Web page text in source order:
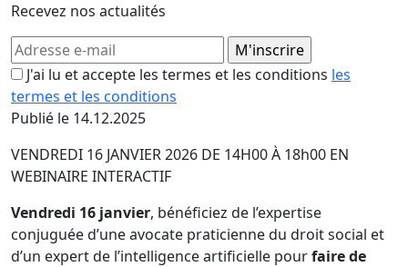
Publié le 14.12.2025
VENDREDI 16 JANVIER 2026 DE 14H00 À 18h00 EN
WEBINAIRE INTERACTIF
Vendredi 16 janvier, bénéficiez de l’expertise
conjuguée d’une avocate praticienne du droit social et
d’un expert de l’intelligence artificielle pourfaire de
Recevez nos actualités
J'ai lu et accepte les termes et les conditions les
termes et les conditions